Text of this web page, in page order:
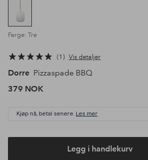
Farge: Tre
1 Vis detaljer
Dorre Pizzaspade BBQ
379 NOK
Kjøp nå, betal senere. Les mer
Legg i handlekurv